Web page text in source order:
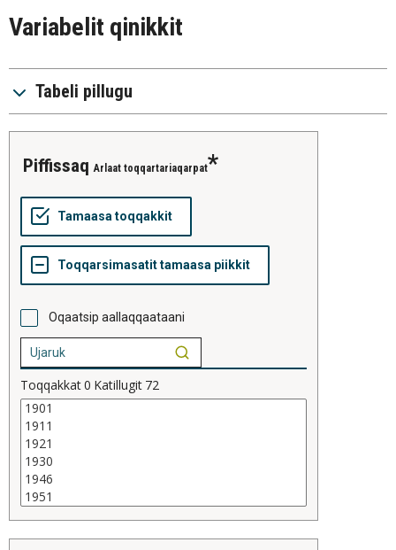
Variabelit qinikkit
Tabeli pillugu
piffissaq Arlaat toqqartariaqarpat
Oqaatsip aallaqqaataani
Toqqakkat0 Katillugit 72